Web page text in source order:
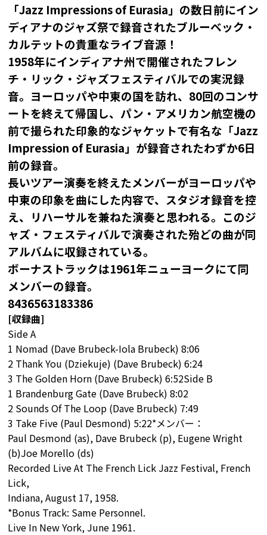
「Jazz Impressions of Eurasia」の数日前にイン
ディアナのジャズ祭で録音されたブルーベック・
カルテットの貴重なライブ音源！
1958年にインディアナ州で開催されたフレン
チ・リック・ジャズフェスティバルでの実況録
音。ヨーロッパや中東の国を訪れ、80回のコンサ
ートを終えて帰国し、パン・アメリカン航空機の
前で撮られた印象的なジャケットで有名な「Jazz
Impression of Eurasia」が録音されたわずか6日
前の録音。
長いツアー演奏を終えたメンバーがヨーロッパや
中東の印象を曲にした内容で、スタジオ録音を控
え、リハーサルを兼ねた演奏と思われる。このジ
ャズ・フェスティバルで演奏された殆どの曲が同
アルバムに収録されている。
ボーナストラックは1961年ニューヨークにて同
メンバーの録音。
8436563183386
[収録曲]
Side A
1 Nomad (Dave Brubeck-Iola Brubeck) 8:06
2 Thank You (Dziekuje) (Dave Brubeck) 6:24
3 The Golden Horn (Dave Brubeck) 6:52Side B
1 Brandenburg Gate (Dave Brubeck) 8:02
2 Sounds Of The Loop (Dave Brubeck) 7:49
3 Take Five (Paul Desmond) 5:22*メンバー：
Paul Desmond (as), Dave Brubeck (p), Eugene Wright
(b)Joe Morello (ds)
Recorded Live At The French Lick Jazz Festival, French
Lick,
Indiana, August 17, 1958.
*Bonus Track: Same Personnel.
Live In New York, June 1961.